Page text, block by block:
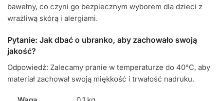
bawełny, co czyni go bezpiecznym wyborem dla dzieci z
wrażliwą skórą i alergiami.
Pytanie: Jak dbać o ubranko, aby zachowało swoją
jakość?
Odpowiedź: Zalecamy pranie w temperaturze do 40°C, aby
materiał zachował swoją miękkość i trwałość nadruku.